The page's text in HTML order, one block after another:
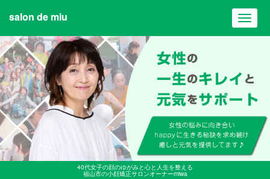
40代女子の顔のゆがみと心と人生を整える
福山市の小顔矯正サロンオーナーmiwa
salon de miu